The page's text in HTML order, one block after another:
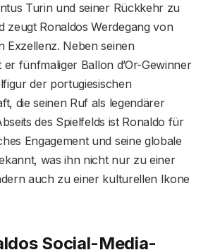
Turin und seiner Rückkehr zu
zeugt Ronaldos Werdegang von
Exzellenz. Neben seinen
fünfmaliger Ballon d’Or-Gewinner
der portugiesischen
die seinen Ruf als legendärer
des Spielfelds ist Ronaldo für
Engagement und seine globale
was ihn nicht nur zu einer
auch zu einer kulturellen Ikone
Social-Media-